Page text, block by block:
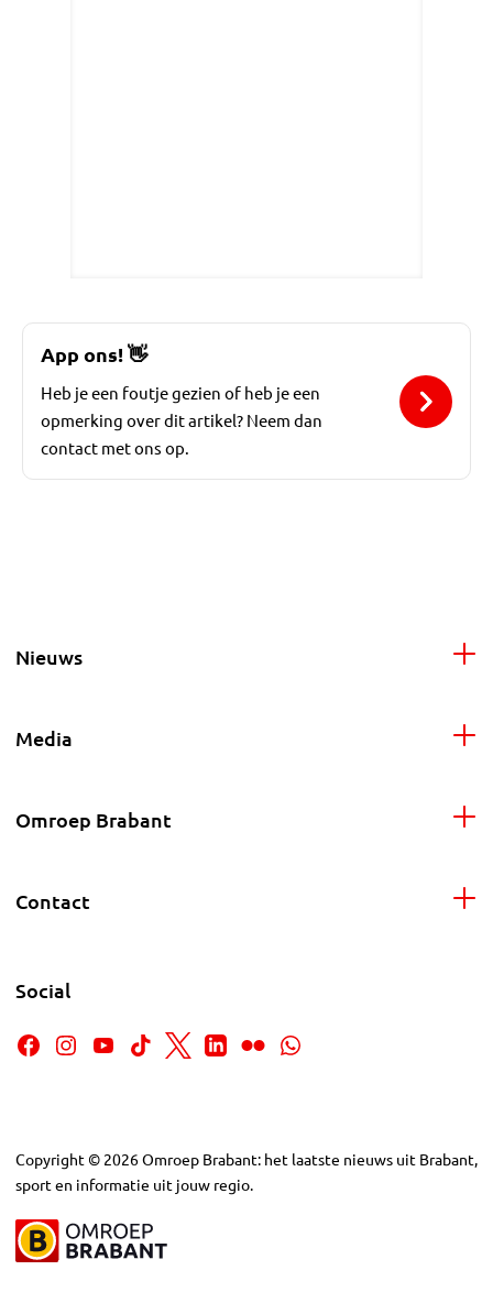
App ons!👋
Heb je een foutje gezien of heb je een
opmerking over dit artikel? Neem dan
contact met ons op.
Nieuws
Media
Omroep Brabant
Contact
Social
Copyright © 2026Omroep Brabant: het laatste nieuws uit Brabant,
sport en informatie uit jouw regio.